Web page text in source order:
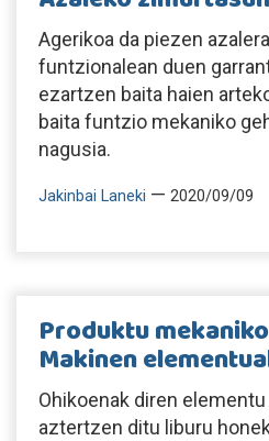
Agerikoa da piezen
funtzionalean duen
ezartzen baita haien
baita funtzio mekaniko
nagusia.
Jakinbai Laneki — 2020/09/09
Produktu
Makinen
Ohikoenak diren
aztertzen ditu liburu